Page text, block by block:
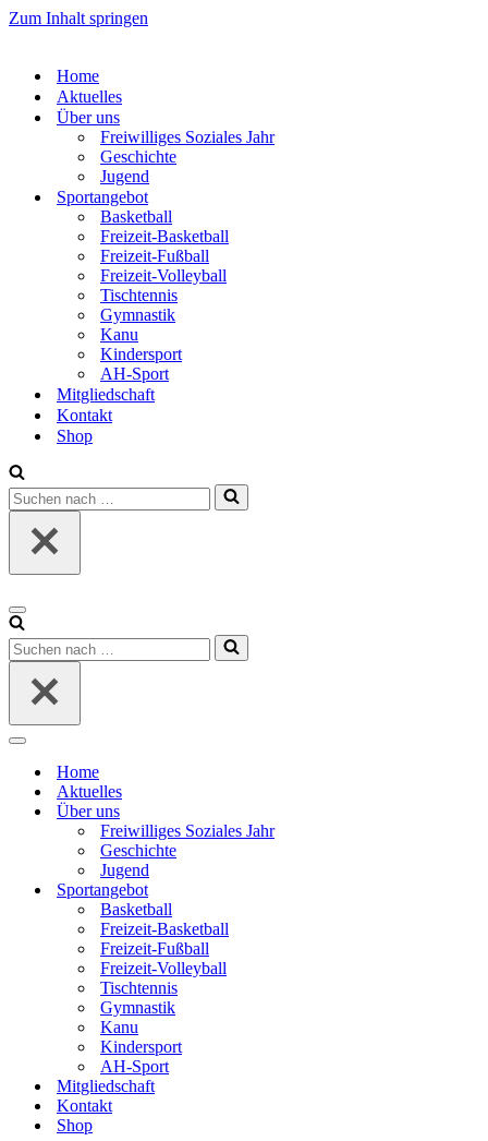
Zum Inhalt springen
Home
Aktuelles
Über uns
Freiwilliges Soziales Jahr
Geschichte
Jugend
Sportangebot
Basketball
Freizeit-Basketball
Freizeit-Fußball
Freizeit-Volleyball
Tischtennis
Gymnastik
Kanu
Kindersport
AH-Sport
Mitgliedschaft
Kontakt
Shop
Suchen
nach …
Navigationsmenü
Suchen
nach …
Navigationsmenü
Home
Aktuelles
Über uns
Freiwilliges Soziales Jahr
Geschichte
Jugend
Sportangebot
Basketball
Freizeit-Basketball
Freizeit-Fußball
Freizeit-Volleyball
Tischtennis
Gymnastik
Kanu
Kindersport
AH-Sport
Mitgliedschaft
Kontakt
Shop